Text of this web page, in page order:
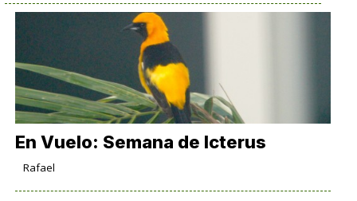
En Vuelo: Semana de Icterus
Rafael